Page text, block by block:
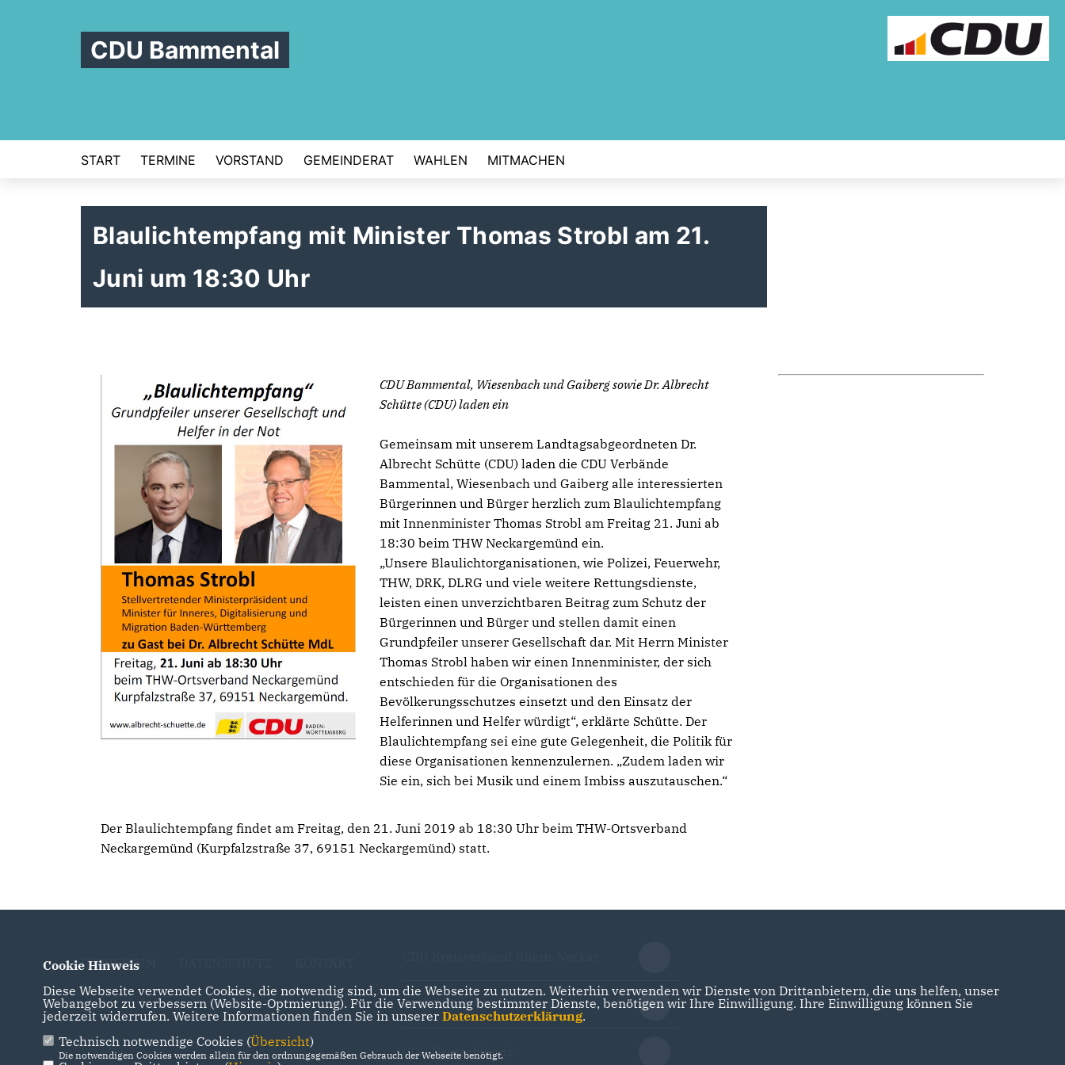
CDU Bammental
START TERMINE VORSTAND GEMEINDERAT WAHLEN MITMACHEN
Blaulichtempfang mit Minister Thomas Strobl am 21.
Juni um 18:30 Uhr
CDU Bammental, Wiesenbach und Gaiberg sowie Dr. Albrecht
Schütte (CDU) laden ein
Gemeinsam mit unserem Landtagsabgeordneten Dr.
Albrecht Schütte (CDU) laden die CDU Verbände
Bammental, Wiesenbach und Gaiberg alle interessierten
Bürgerinnen und Bürger herzlich zum Blaulichtempfang
mit Innenminister Thomas Strobl am Freitag 21. Juni ab
18:30 beim THW Neckargemünd ein.
Unsere Blaulichtorganisationen, wie Polizei, Feuerwehr,
THW, DRK, DLRG und viele weitere Rettungsdienste,
leisten einen unverzichtbaren Beitrag zum Schutz der
Bürgerinnen und Bürger und stellen damit einen
Grundpfeiler unserer Gesellschaft dar. Mit Herrn Minister
Thomas Strobl haben wir einen Innenminister, der sich
entschieden für die Organisationen des
Bevölkerungsschutzes einsetzt und den Einsatz der
Helferinnen und Helfer würdigt“, erklärte Schütte. Der
Blaulichtempfang sei eine gute Gelegenheit, die Politik für
diese Organisationen kennenzulernen. „Zudem laden wir
Sie ein, sich bei Musik und einem Imbiss auszutauschen.“
Der Blaulichtempfang findet am Freitag, den 21. Juni 2019 ab 18:30 Uhr beim THW-Ortsverband
Neckargemünd (Kurpfalzstraße 37, 69151 Neckargemünd) statt.
IMPRESSUM
CDU Baden-Württemberg
CDU Deutschlands
Cookie Hinweis
Diese Webseite verwendet Cookies, die notwendig sind, um die Webseite zu nutzen. Weiterhin verwenden wir Dienste von Drittanbietern, die uns helfen, unser
Webangebot zu verbessern (Website-Optmierung). Für die Verwendung bestimmter Dienste, benötigen wir Ihre Einwilligung. Ihre Einwilligung können Sie
jederzeit widerrufen. Weitere Informationen finden Sie in unserer Datenschutzerklärung.
Technisch notwendige Cookies (Übersicht)
Die notwendigen Cookies werden allein für den ordnungsgemäßen Gebrauch der Webseite benötigt.